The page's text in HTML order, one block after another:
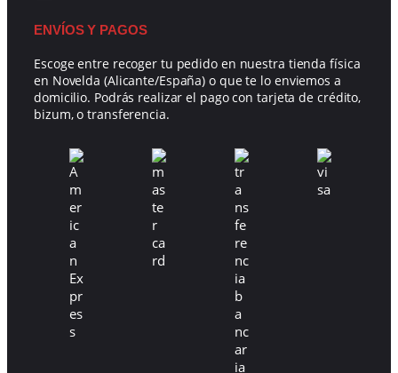
ENVÍOS Y PAGOS
Escoge entre recoger tu pedido en nuestra tienda física
en Novelda (Alicante/España) o que te lo enviemos a
domicilio. Podrás realizar el pago con tarjeta de crédito,
bizum, o transferencia.